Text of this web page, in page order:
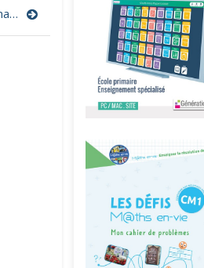
Matific, une plate-forme d’apprentissage des mathématiques